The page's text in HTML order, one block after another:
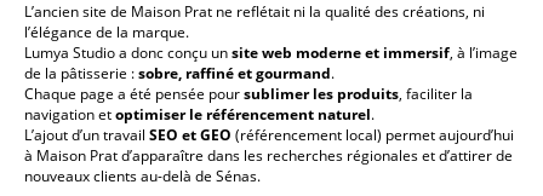
L’ancien site de Maison Prat ne reflétait ni la qualité des créations, ni
l’élégance de la marque.
Lumya Studio a donc conçu unsite web moderne et immersif, à l’image
de la pâtisserie :sobre, raffiné et gourmand.
Chaque page a été pensée poursublimer les produits, faciliter la
navigation etoptimiser le référencement naturel.
L’ajout d’un travail SEO et GEO (référencement local) permet aujourd’hui
à Maison Prat d’apparaître dans les recherches régionales et d’attirer de
nouveaux clients au-delà de Sénas.